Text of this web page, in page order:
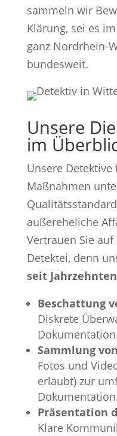
sammeln wir
Klärung, sei es
ganz Nordrhein-
bundesweit.
Unsere
im
Unsere
Maßnahmen
außereheliche
Vertrauen Sie
Detektei, denn
seit
Beschattung
Diskrete
Sammlung
Fotos und
erlaubt) zur
Präsentation
Klare